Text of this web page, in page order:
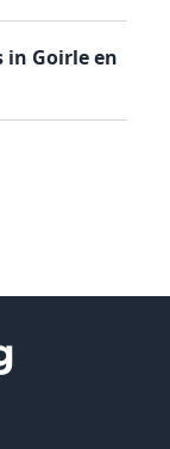
in Goirle en